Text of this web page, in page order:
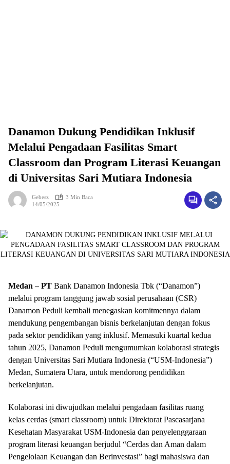
Danamon Dukung Pendidikan Inklusif
Melalui Pengadaan Fasilitas Smart
Classroom dan Program Literasi Keuangan
di Universitas Sari Mutiara Indonesia
Gebesz
3 Min Baca
14/05/2025
Medan – PT Bank Danamon Indonesia Tbk (“Danamon”)
melalui program tanggung jawab sosial perusahaan (CSR)
Danamon Peduli kembali menegaskan komitmennya dalam
mendukung pengembangan bisnis berkelanjutan dengan fokus
pada sektor pendidikan yang inklusif. Memasuki kuartal kedua
tahun 2025, Danamon Peduli mengumumkan kolaborasi strategis
dengan Universitas Sari Mutiara Indonesia (“USM-Indonesia”)
Medan, Sumatera Utara, untuk mendorong pendidikan
berkelanjutan.
Kolaborasi ini diwujudkan melalui pengadaan fasilitas ruang
kelas cerdas (smart classroom) untuk Direktorat Pascasarjana
Kesehatan Masyarakat USM-Indonesia dan penyelenggaraan
program literasi keuangan berjudul “Cerdas dan Aman dalam
Pengelolaan Keuangan dan Berinvestasi” bagi mahasiswa dan